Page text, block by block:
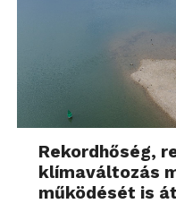
Rekordhőség,
klímaváltozás
működését is